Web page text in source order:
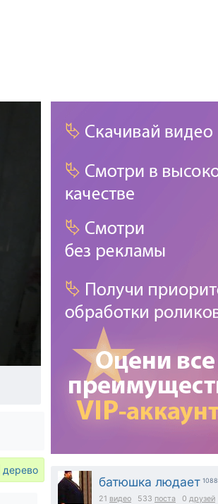
батюшка людает 1088
21 видео 533 поста 0 друзей
дерево